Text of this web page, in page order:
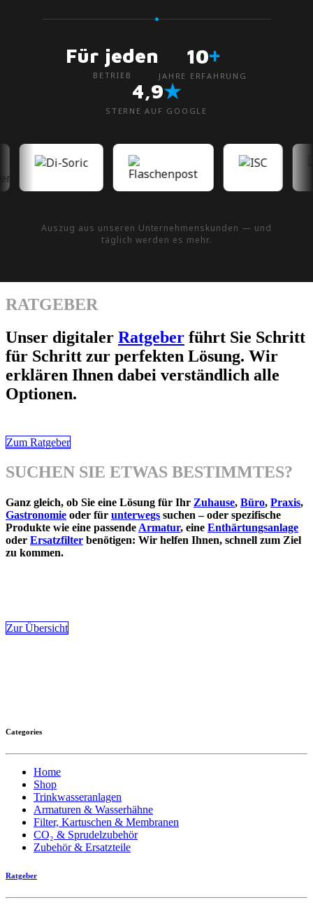
Für jeden
BETRIEB
10+
JAHRE ERFAHRUNG
4,9★
STERNE AUF GOOGLE
Auszug aus unseren Unternehmenskunden — und
täglich werden es mehr.
RATGEBER
Unser digitaler Ratgeber führt Sie Schritt
für Schritt zur perfekten Lösung. Wir
erklären Ihnen dabei verständlich alle
Optionen.
Zum Ratgeber
SUCHEN SIE ETWAS BESTIMMTES?
Ganz gleich, ob Sie eine Lösung für Ihr Zuhause, Büro, Praxis,
Gastronomie oder für unterwegs suchen – oder spezifische
Produkte wie eine passendeArmatur, eine Enthärtungsanlage
oder Ersatzfilter benötigen: Wir helfen Ihnen, schnell zum Ziel
zu kommen.
Zur Übersicht
Categories
Home
Shop
Trinkwasseranlagen
Armaturen & Wasserhähne
Filter, Kartuschen & Membranen
CO₂ & Sprudelzubehör
Zubehör & Ersatzteile
Ratgeber